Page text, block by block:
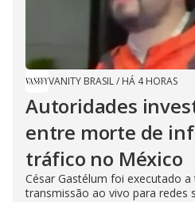
VANITY BRASIL/ HÁ 4 HORAS
Autoridades
entre morte de
tráfico no México
César Gastélum foi executado
transmissão ao vivo para redes